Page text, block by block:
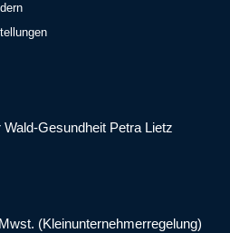
Gesundheit Petra Lietz
(Kleinunternehmerregelung)